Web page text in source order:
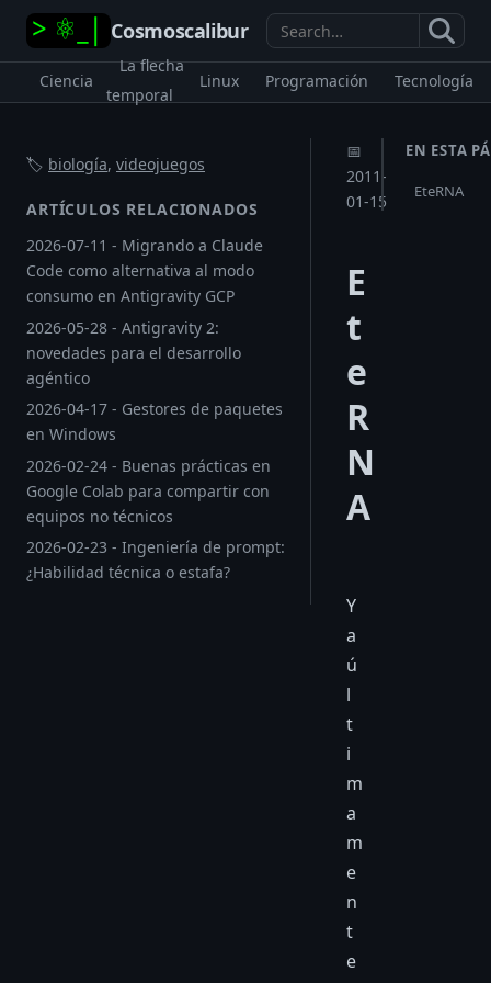
Cosmoscalibur Search
Ciencia
La flecha
temporal
Linux Programación Tecnología
🏷️ biología, videojuegos
ARTÍCULOS RELACIONADOS
2026-07-11 - Migrando a Claude
Code como alternativa al modo
consumo en Antigravity GCP
2026-05-28 - Antigravity 2:
novedades para el desarrollo
agéntico
2026-04-17 - Gestores de paquetes
en Windows
2026-02-24 - Buenas prácticas en
Google Colab para compartir con
equipos no técnicos
2026-02-23 - Ingeniería de prompt:
¿Habilidad técnica o estafa?
📅
2011-
01-15
E
t
e
R
N
A
Y
a
ú
l
t
i
m
a
m
e
n
t
e
EN ESTA
EteRNA